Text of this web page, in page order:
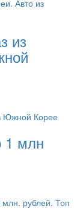
из
1 млн